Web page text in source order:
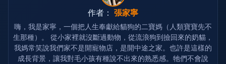
作者： 張家寧
嗨，我是家寧，一個把人生奉獻給貓狗的二寶媽（人類寶寶先不
生那種）。 從小家裡就沒斷過動物，從流浪狗到撿回來的奶貓，
我媽常笑說我們家不是開寵物店，是開中途之家。也許是這樣的
成長背景，讓我對毛小孩有種說不出來的熟悉感。牠們不會說